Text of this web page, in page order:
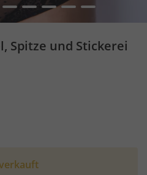
5 6 7 8 9
Spitze und Stickerei